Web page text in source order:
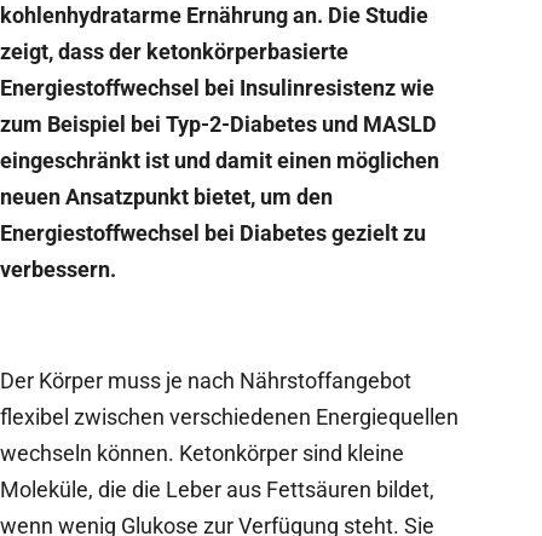
kohlenhydratarme Ernährung an. Die Studie
zeigt, dass der ketonkörperbasierte
Energiestoffwechsel bei Insulinresistenz wie
zum Beispiel bei Typ-2-Diabetes und MASLD
eingeschränkt ist und damit einen möglichen
neuen Ansatzpunkt bietet, um den
Energiestoffwechsel bei Diabetes gezielt zu
verbessern.
Der Körper muss je nach Nährstoffangebot
flexibel zwischen verschiedenen Energiequellen
wechseln können. Ketonkörper sind kleine
Moleküle, die die Leber aus Fettsäuren bildet,
wenn wenig Glukose zur Verfügung steht. Sie